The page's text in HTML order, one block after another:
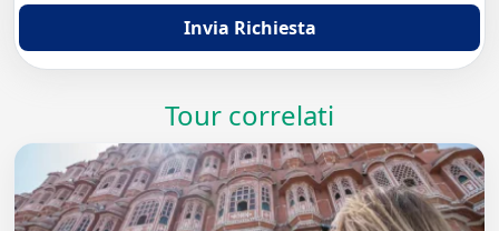
Invia Richiesta
Tour correlati